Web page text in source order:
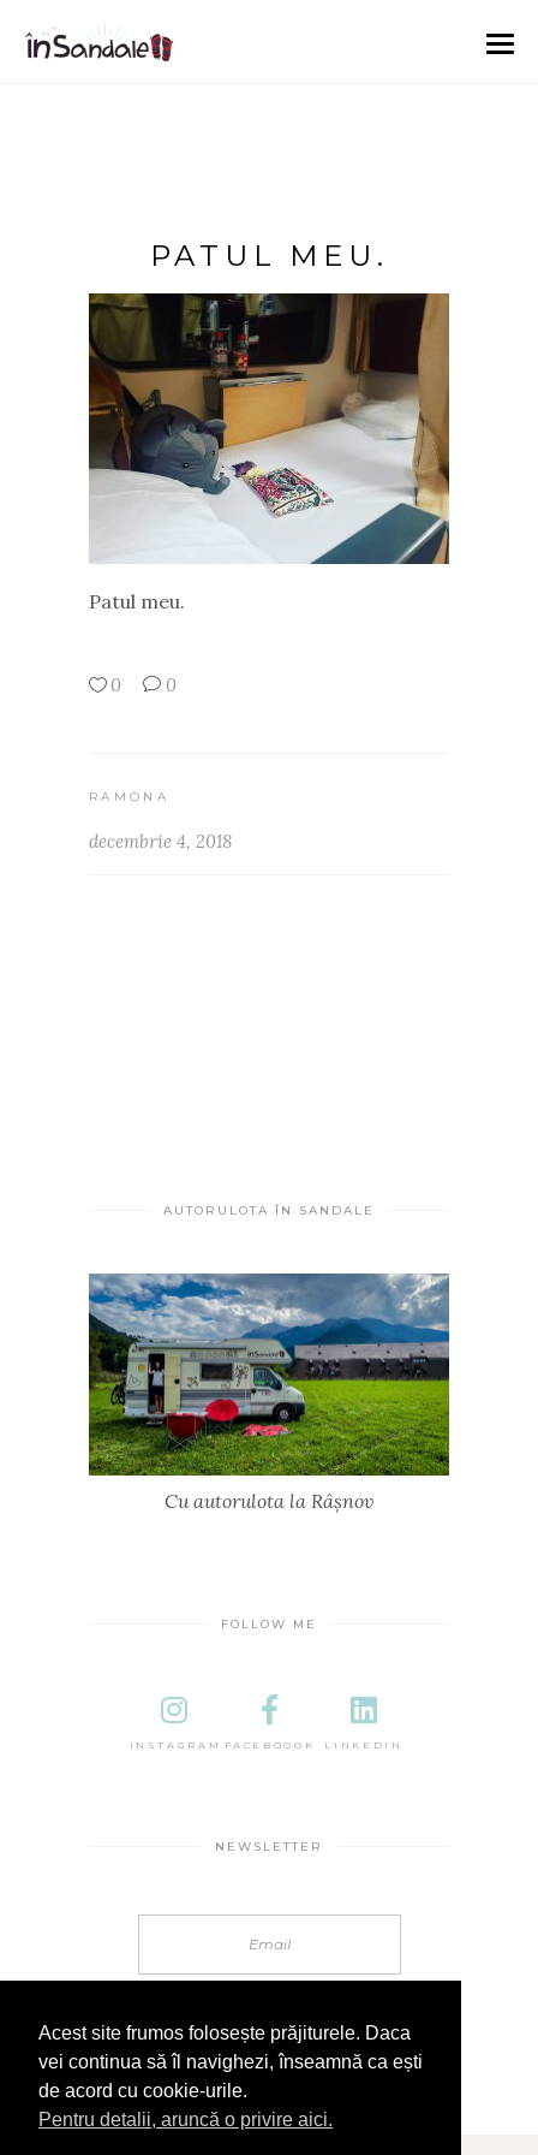
PATUL MEU.
Patul meu.
0 0
RAMONA
decembrie 4, 2018
AUTORULOTA ÎN SANDALE
Cu autorulota la Râșnov
FOLLOW ME
INSTAGRAM FACEBOOOK LINKEDIN
NEWSLETTER
Acest site frumos folosește prăjiturele. Daca
vei continua să îl navighezi, înseamnă ca ești
de acord cu cookie-urile.
Pentru detalii, aruncă o privire aici.